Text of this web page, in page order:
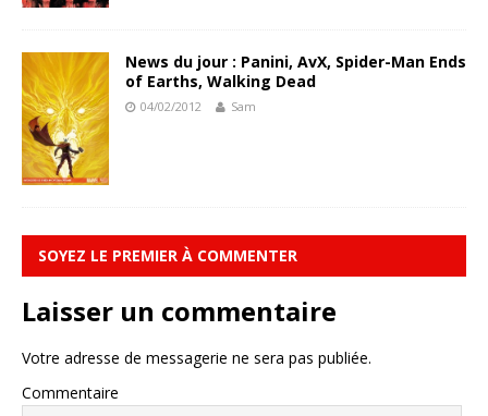
News du jour : Panini, AvX, Spider-Man Ends
of Earths, Walking Dead
04/02/2012 Sam
SOYEZ LE PREMIER À COMMENTER
Laisser un commentaire
Votre adresse de messagerie ne sera pas publiée.
Commentaire